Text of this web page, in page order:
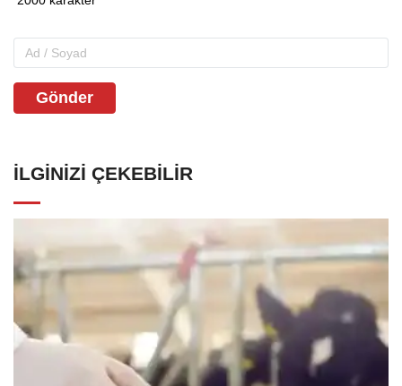
Gönder
İLGINIZI ÇEKEBILIR